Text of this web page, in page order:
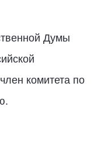
Думы
комитета по